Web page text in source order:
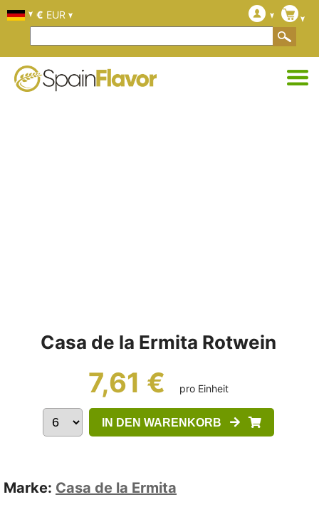
Casa de la Ermita Rotwein
7,61 € pro Einheit
IN DEN WARENKORB
Marke: Casa de la Ermita
€ EUR